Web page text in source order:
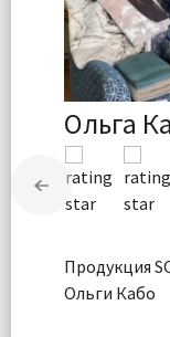
Ольга
Продукция
Ольги Кабо